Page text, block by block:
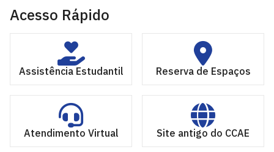
Acesso Rápido
Assistência Estudantil Reserva de Espaços
Atendimento Virtual Site antigo do CCAE